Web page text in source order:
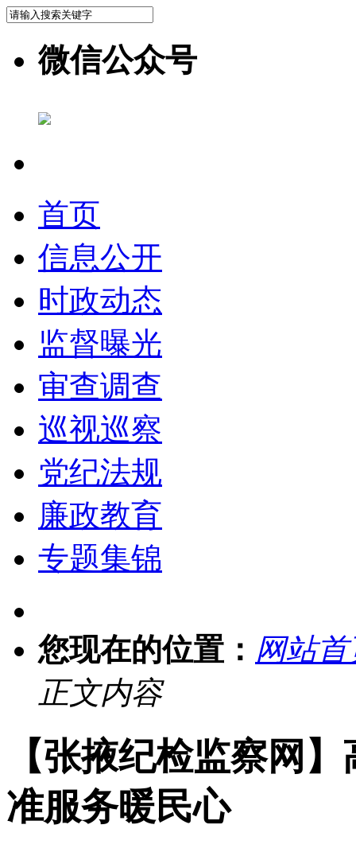
微信公众号
首页
信息公开
时政动态
监督曝光
审查调查
巡视巡察
党纪法规
廉政教育
专题集锦
您现在的位置： 网站首
正文内容
【张掖纪检监察网
准服务暖民心